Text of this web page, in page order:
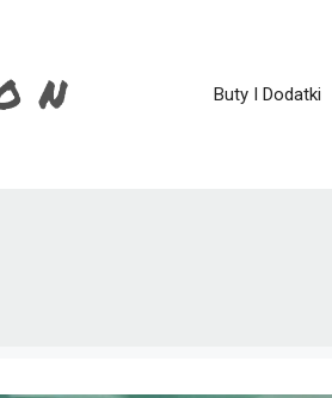
Buty I Dodatki